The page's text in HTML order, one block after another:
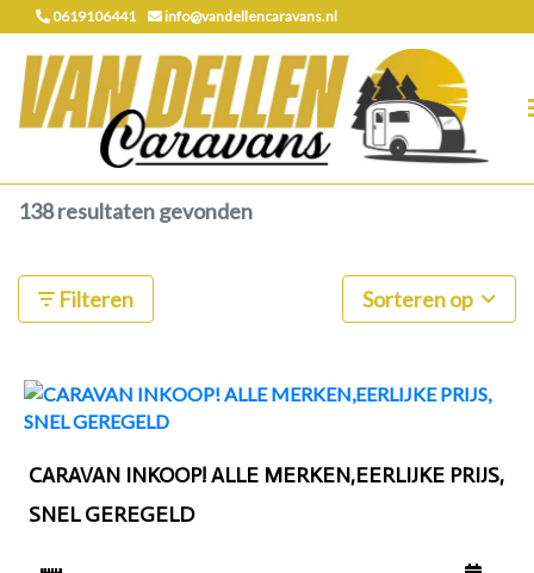
0619106441 info@vandellencaravans.nl
138 resultaten gevonden
Filteren Sorteren op
CARAVAN INKOOP! ALLE MERKEN,EERLIJKE PRIJS,
SNEL GEREGELD